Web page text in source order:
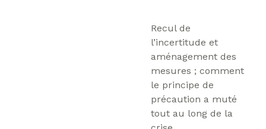
Recul de
l’incertitude et
aménagement des
mesures ; comment
le principe de
précaution a muté
tout au long de la